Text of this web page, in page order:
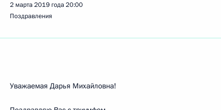
2 марта 2019 года20:00
Поздравления
Уважаемая Дарья Михайловна!